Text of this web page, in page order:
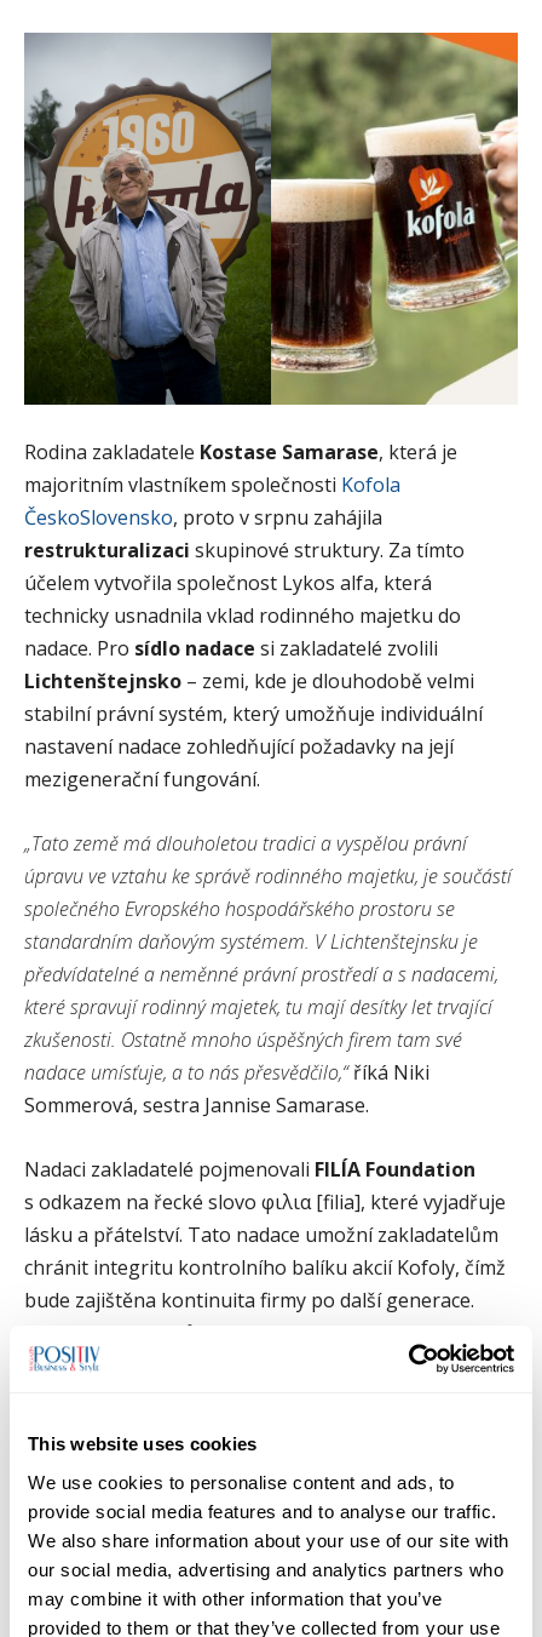
This website uses cookies
We use cookies to personalise content and ads, to
provide social media features and to analyse our traffic.
We also share information about your use of our site with
our social media, advertising and analytics partners who
may combine it with other information that you’ve
provided to them or that they’ve collected from your use
Rodina zakladatele Kostase Samarase, která je
majoritním vlastníkem společnosti Kofola
ČeskoSlovensko, proto v srpnu zahájila
restrukturalizaci skupinové struktury. Za tímto
účelem vytvořila společnost Lykos alfa, která
technicky usnadnila vklad rodinného majetku do
nadace. Pro sídlo nadace si zakladatelé zvolili
Lichtenštejnsko – zemi, kde je dlouhodobě velmi
stabilní právní systém, který umožňuje individuální
nastavení nadace zohledňující požadavky na její
mezigenerační fungování.
„Tato země má dlouholetou tradici a vyspělou právní
úpravu ve vztahu ke správě rodinného majetku, je součástí
společného Evropského hospodářského prostoru se
standardním daňovým systémem. V Lichtenštejnsku je
předvídatelné a neměnné právní prostředí a s nadacemi,
které spravují rodinný majetek, tu mají desítky let trvající
zkušenosti. Ostatně mnoho úspěšných firem tam své
nadace umísťuje, a to nás přesvědčilo,“říká Niki
Sommerová, sestra Jannise Samarase.
Nadaci zakladatelé pojmenovali FILÍA Foundation
s odkazem na řecké slovo φιλια [filia], které vyjadřuje
lásku a přátelství. Tato nadace umožní zakladatelům
chránit integritu kontrolního balíku akcií Kofoly, čímž
bude zajištěna kontinuita firmy po další generace.
Kontrolní podíly zůstanou i nadále v rukách stávajících
majitelů, resp. jejich nástupců. Beneficienty nadace se
Než se nám podařilo naplnit tátovo přání, chtělo to čas.
Jsem ale rád, že jsme tento úkol se sestrou Niki, která se
chopila iniciativy a zajistila vše potřebné, konečně dotáhli,“
líčí s úlevou Jannis Samaras.